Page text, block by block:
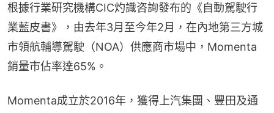
根據行業研究機構CIC灼識咨詢發布的《自動駕駛行
業藍皮書》，由去年3月至今年2月，在內地第三方城
市領航輔導駕駛（NOA）供應商市場中，Momenta
銷量市佔率達65%。
Momenta成立於2016年，獲得上汽集團、豐田及通